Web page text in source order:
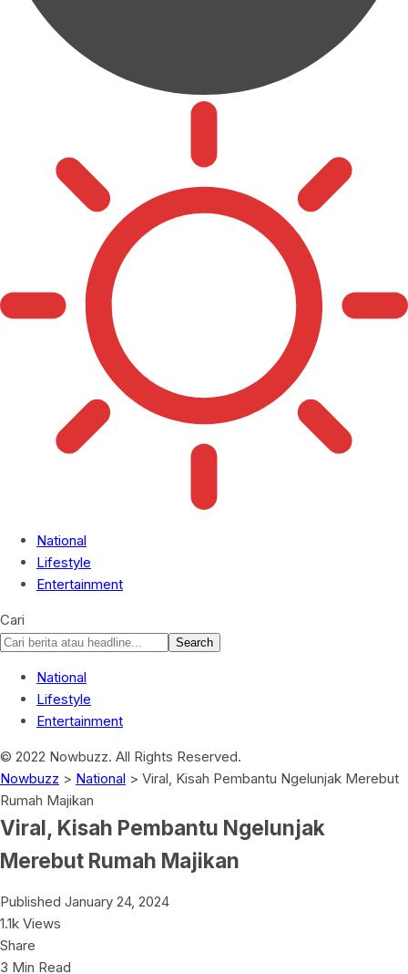
National
Lifestyle
Entertainment
Cari
National
Lifestyle
Entertainment
© 2022 Nowbuzz. All Rights Reserved.
Nowbuzz > National > Viral, Kisah Pembantu Ngelunjak Merebut
Rumah Majikan
Viral, Kisah Pembantu Ngelunjak
Merebut Rumah Majikan
Published January 24, 2024
1.1k Views
Share
3 Min Read